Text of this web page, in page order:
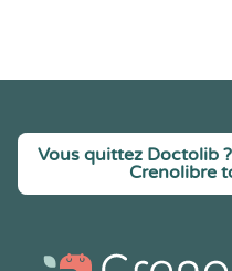
Vous quittez Doctolib
Crenolibre